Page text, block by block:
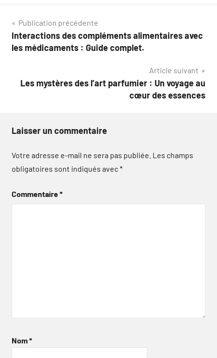
Navigation
de
Publication précédente
Interactions des compléments alimentaires avec
les médicaments : Guide complet.
Article suivant
Les mystères des l’art parfumier : Un voyage au
cœur des essences
Laisser un commentaire
Votre adresse e-mail ne sera pas publiée. Les champs
obligatoires sont indiqués avec*
Commentaire*
Nom*